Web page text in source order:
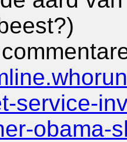
service-
obama-